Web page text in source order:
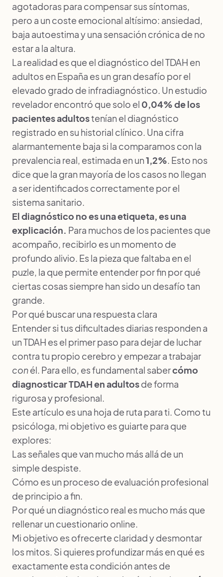
agotadoras para compensar sus síntomas,
pero a un coste emocional altísimo: ansiedad,
baja autoestima y una sensación crónica de no
estar a la altura.
La realidad es que el diagnóstico del TDAH en
adultos en España es un gran desafío por el
elevado grado de infradiagnóstico. Un estudio
revelador encontró que solo el 0,04% de los
pacientes adultostenían el diagnóstico
registrado en su historial clínico. Una cifra
alarmantemente baja si la comparamos con la
prevalencia real, estimada en un1,2%. Esto nos
dice que la gran mayoría de los casos no llegan
a ser identificados correctamente por el
sistema sanitario.
El diagnóstico no es una etiqueta, es una
explicación. Para muchos de los pacientes que
acompaño, recibirlo es un momento de
profundo alivio. Es la pieza que faltaba en el
puzle, la que permite entender por fin por qué
ciertas cosas siempre han sido un desafío tan
grande.
Por qué buscar una respuesta clara
Entender si tus dificultades diarias responden a
un TDAH es el primer paso para dejar de luchar
contra tu propio cerebro y empezar a trabajar
conél. Para ello, es fundamental sabercómo
diagnosticar TDAH en adultosde forma
rigurosa y profesional.
Este artículo es una hoja de ruta para ti. Como tu
psicóloga, mi objetivo es guiarte para que
explores:
Las señales que van mucho más allá de un
simple despiste.
Cómo es un proceso de evaluación profesional
de principio a fin.
Por qué un diagnóstico real es mucho más que
rellenar un cuestionario online.
Mi objetivo es ofrecerte claridad y desmontar
los mitos. Si quieres profundizar más en qué es
exactamente esta condición antes de